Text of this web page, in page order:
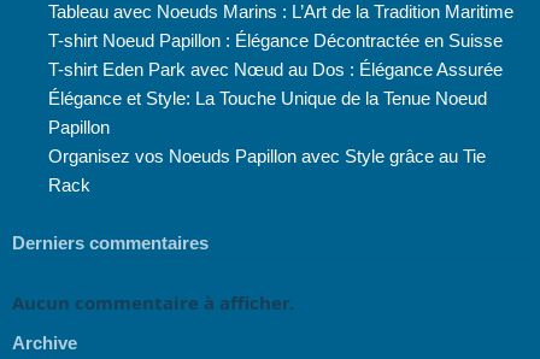
Tableau avec Noeuds Marins : L’Art de la Tradition Maritime
T-shirt Noeud Papillon : Élégance Décontractée en Suisse
T-shirt Eden Park avec Nœud au Dos : Élégance Assurée
Élégance et Style: La Touche Unique de la Tenue Noeud
Papillon
Organisez vos Noeuds Papillon avec Style grâce au Tie
Rack
Derniers commentaires
Aucun commentaire à afficher.
Archive